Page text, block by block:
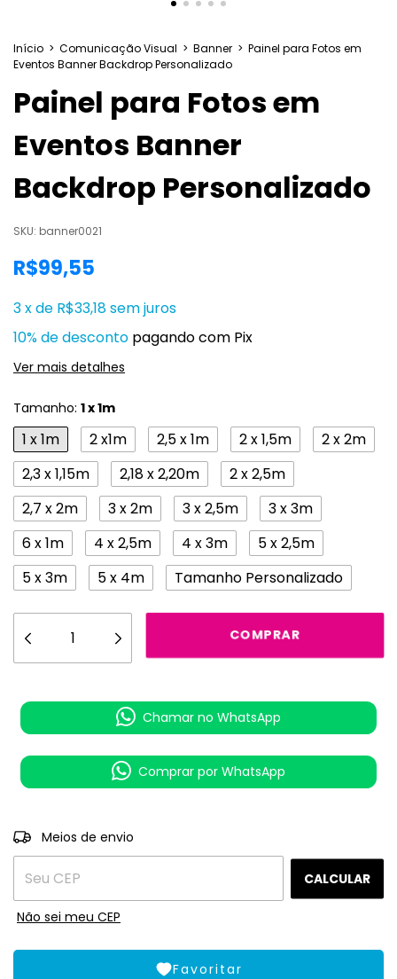
Início > Comunicação Visual > Banner > Painel para Fotos em
Eventos Banner Backdrop Personalizado
Painel para Fotos em
Eventos Banner
Backdrop Personalizado
SKU: banner0021
R$99,55
3xde R$33,18sem juros
10% de desconto pagando com Pix
Ver mais detalhes
Tamanho: 1 x 1m
1 x 1m 2 x1m 2,5 x 1m 2 x 1,5m
2 x 2m
2,3 x 1,15m
2,18 x 2,20m
2 x 2,5m
2,7 x 2m
3 x 2m 3 x 2,5m
3 x 3m
6 x 1m
4 x 2,5m 4 x 3m
5 x 2,5m
5 x 3m
5 x 4m Tamanho Personalizado
Chamar no WhatsApp
Comprar por WhatsApp
Entregas para o CEP:
Meios de envio
CALCULAR
Não sei meu CEP
Favoritar